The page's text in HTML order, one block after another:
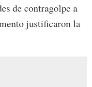
de contragolpe a
justificaron la